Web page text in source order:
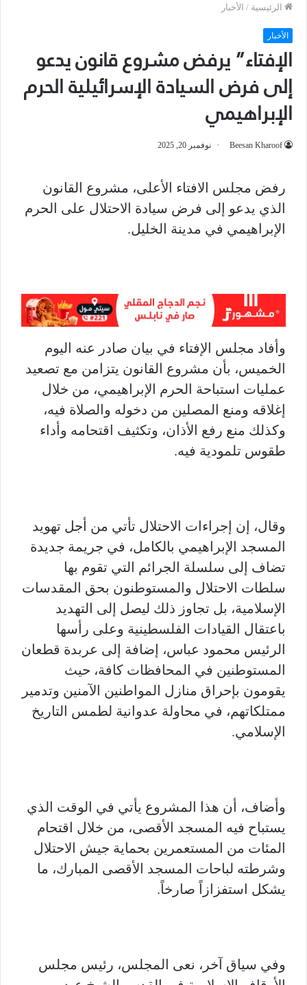
الرئيسية / الأخبار
الأخبار
الإفتاء” يرفض مشروع قانون يدعو
إلى فرض السيادة الإسرائيلية الحرم
الإبراهيمي
Beesan Kharoof نوفمبر 20, 2025
رفض مجلس الافتاء الأعلى، مشروع القانون
الذي يدعو إلى فرض سيادة الاحتلال على الحرم
الإبراهيمي في مدينة الخليل.
وأفاد مجلس الإفتاء في بيان صادر عنه اليوم
الخميس، بأن مشروع القانون يتزامن مع تصعيد
عمليات استباحة الحرم الإبراهيمي، من خلال
إغلاقه ومنع المصلين من دخوله والصلاة فيه،
وكذلك منع رفع الأذان، وتكثيف اقتحامه وأداء
طقوس تلمودية فيه.
وقال، إن إجراءات الاحتلال تأتي من أجل تهويد
المسجد الإبراهيمي بالكامل، في جريمة جديدة
تضاف إلى سلسلة الجرائم التي تقوم بها
سلطات الاحتلال والمستوطنون بحق المقدسات
الإسلامية، بل تجاوز ذلك ليصل إلى التهديد
باعتقال القيادات الفلسطينية وعلى رأسها
الرئيس محمود عباس، إضافة إلى عربدة قطعان
المستوطنين في المحافظات كافة، حيث
يقومون بإحراق منازل المواطنين الآمنين وتدمير
ممتلكاتهم، في محاولة عدوانية لطمس التاريخ
الإسلامي.
وأضاف، أن هذا المشروع يأتي في الوقت الذي
يستباح فيه المسجد الأقصى، من خلال اقتحام
المئات من المستعمرين بحماية جيش الاحتلال
وشرطته لباحات المسجد الأقصى المبارك، ما
يشكل استفزازاً صارخاً.
وفي سياق آخر، نعى المجلس، رئيس مجلس